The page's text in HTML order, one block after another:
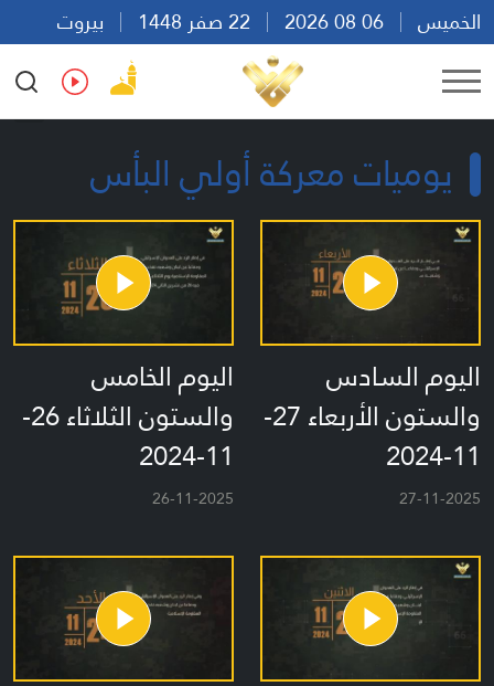
الخميس
بيروت
20:08
Ar En Fr Es
يوميات معركة أولي البأس
اليوم السادس
والستون الأربعاء 27-
11-2024
27-11-2025
اليوم الخامس
والستون الثلاثاء 26-
11-2024
26-11-2025